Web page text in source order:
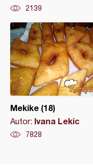
2139
Mekike (18)
Autor: Ivana Lekic
7828